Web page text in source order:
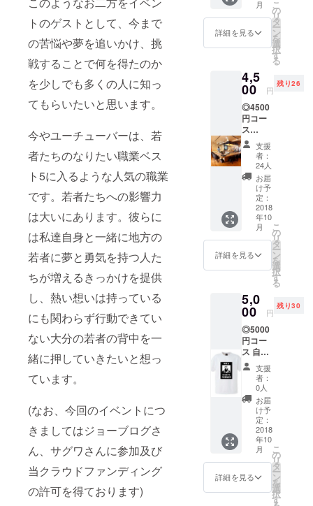
トのゲストとして、今まで
の苦悩や夢を追いかけ、挑
戦することで何を得たのか
を少しでも多くの人に知っ
てもらいたいと思います。
今やユーチューバーは、若
者たちのなりたい職業ベス
ト5に入るような人気の職業
です。若者たちへの影響力
は大いにあります。彼らに
は私達自身と一緒に地方の
若者に夢と勇気を持つ人た
ちが増えるきっかけを提供
し、熱い想いは持っている
にも関わらず行動できてい
ない大分の若者の背中を一
緒に押していきたいと想っ
ています。
(なお、今回のイベントにつ
きましてはジョーブログさ
ん、サグワさんに参加及び
当クラウドファンディング
の許可を得ております)
を得た
上でリ
ターン
ており
ます
シャツ
のサイ
ズにつ
きまし
こちら
側から
メール
にてご
相談さ
せてい
ただき
ます。
月
詳細を見る
こ
の
リ
タ
ー
ン
を
選
択
す
る
4,5
00 円
残り26
◎4500
円コー
ス
ジョー
くん、
サグワ
くんが
参加す
るイベ
ント後
の打ち
上げに
参加で
きる権
利…50
人 ※こ
スには
チケッ
トは付
属して
おりま
せん。
イベン
トに参
加希望
の場合
は別リ
ターン
も合わ
せてお
求めく
ださ
い。
※18歳未
支援
者：
24人
お届
け予
定：
2018
年10
月
詳細を見る
こ
の
リ
タ
ー
ン
を
選
択
す
る
5,0
00 円
残り30
◎5000
円コー
ス 自由
席チ
ケット
ジョー
くんオ
リジナ
ルTシャ
ツor
トート
バッ
グ…30
人 ※座
席に関
支援
者：
0人
お届
け予
定：
2018
年10
月
詳細を見る
こ
の
リ
タ
ー
ン
を
選
択
す